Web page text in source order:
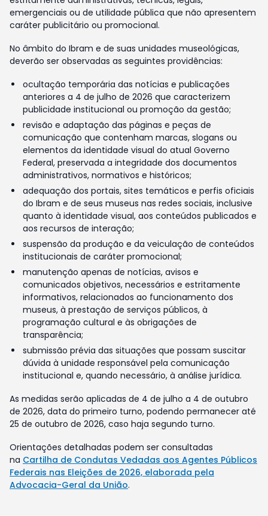
emergenciais ou de utilidade pública que não apresentem
caráter publicitário ou promocional.
No âmbito do Ibram e de suas unidades museológicas,
deverão ser observadas as seguintes providências:
ocultação temporária das notícias e publicações
anteriores a 4 de julho de 2026 que caracterizem
publicidade institucional ou promoção da gestão;
revisão e adaptação das páginas e peças de
comunicação que contenham marcas, slogans ou
elementos da identidade visual do atual Governo
Federal, preservada a integridade dos documentos
administrativos, normativos e históricos;
adequação dos portais, sites temáticos e perfis oficiais
do Ibram e de seus museus nas redes sociais, inclusive
quanto à identidade visual, aos conteúdos publicados e
aos recursos de interação;
suspensão da produção e da veiculação de conteúdos
institucionais de caráter promocional;
manutenção apenas de notícias, avisos e
comunicados objetivos, necessários e estritamente
informativos, relacionados ao funcionamento dos
museus, à prestação de serviços públicos, à
programação cultural e às obrigações de
transparência;
submissão prévia das situações que possam suscitar
dúvida à unidade responsável pela comunicação
institucional e, quando necessário, à análise jurídica.
As medidas serão aplicadas de 4 de julho a 4 de outubro
de 2026, data do primeiro turno, podendo permanecer até
25 de outubro de 2026, caso haja segundo turno.
Orientações detalhadas podem ser consultadas
na Cartilha de Condutas Vedadas aos Agentes Públicos
Federais nas Eleições de 2026, elaborada pela
Advocacia-Geral da União.